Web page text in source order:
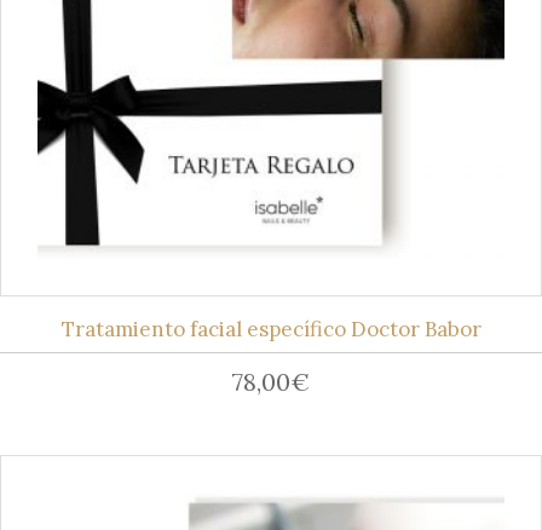
Tratamiento facial específico Doctor Babor
78,00€